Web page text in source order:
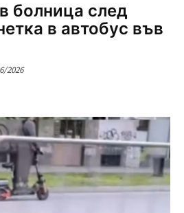
болница след
в автобус във
2026